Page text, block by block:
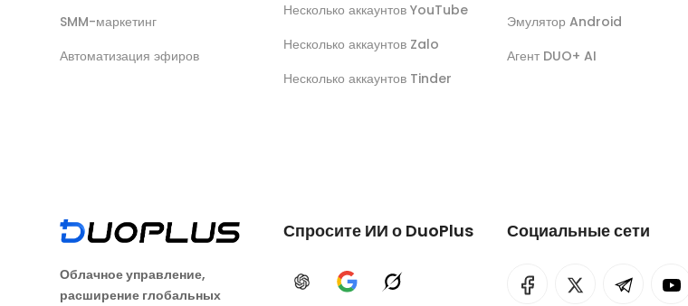
SMM-маркетинг
Автоматизация эфиров
Несколько аккаунтов YouTube
Несколько аккаунтов Zalo
Несколько аккаунтов Tinder
Эмулятор Android
Агент DUO+ AI
Облачное управление,
расширение глобальных
Спросите ИИ о DuoPlus
ChatGPTGoogle AIGrok
Социальные сети